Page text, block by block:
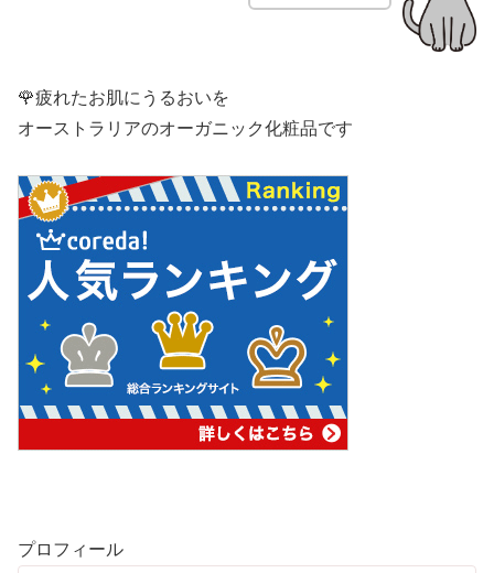
🌹疲れたお肌にうるおいを
オーストラリアのオーガニック化粧品です
プロフィール